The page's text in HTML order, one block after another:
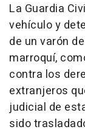
La Guardia
vehículo y
de un varón
marroquí,
contra los
extranjeros
judicial de
sido